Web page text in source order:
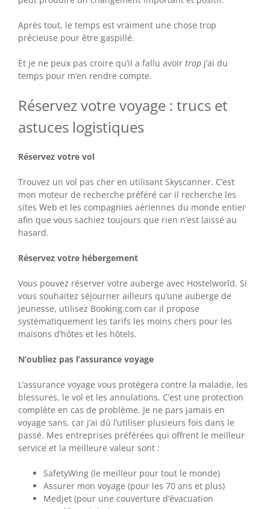
Après tout, le temps est vraiment une chose trop
précieuse pour être gaspillé.
Et je ne peux pas croire qu’il a fallu avoir trop j’ai du
temps pour m’en rendre compte.
Réservez votre voyage : trucs et
astuces logistiques
Réservez votre vol
Trouvez un vol pas cher en utilisant Skyscanner. C’est
mon moteur de recherche préféré car il recherche les
sites Web et les compagnies aériennes du monde entier
afin que vous sachiez toujours que rien n’est laissé au
hasard.
Réservez votre hébergement
Vous pouvez réserver votre auberge avec Hostelworld. Si
vous souhaitez séjourner ailleurs qu’une auberge de
jeunesse, utilisez Booking.com car il propose
systématiquement les tarifs les moins chers pour les
maisons d’hôtes et les hôtels.
N’oubliez pas l’assurance voyage
L’assurance voyage vous protégera contre la maladie, les
blessures, le vol et les annulations. C’est une protection
complète en cas de problème. Je ne pars jamais en
voyage sans, car j’ai dû l’utiliser plusieurs fois dans le
passé. Mes entreprises préférées qui offrent le meilleur
service et la meilleure valeur sont :
SafetyWing (le meilleur pour tout le monde)
Assurer mon voyage (pour les 70 ans et plus)
Medjet (pour une couverture d’évacuation